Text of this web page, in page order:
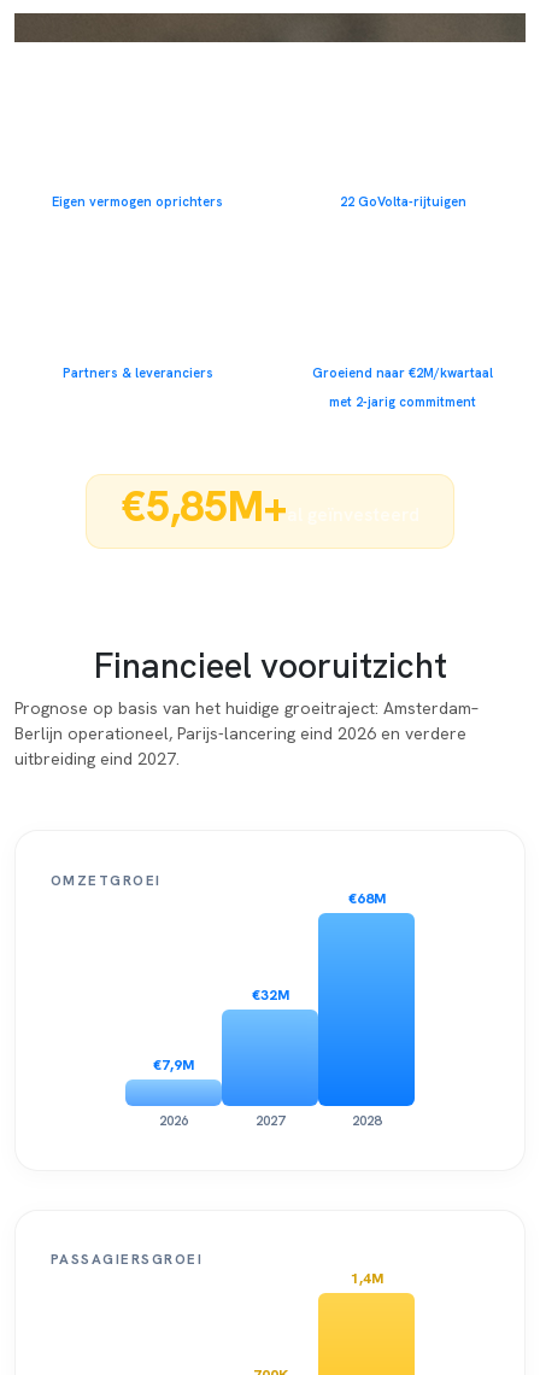
Eigen vermogen oprichters 22 GoVolta-rijtuigen
Partners & leveranciers
Groeiend naar €2M/kwartaal
met 2-jarig commitment
€5,85M+
Financieel vooruitzicht
Prognose op basis van het huidige groeitraject: Amsterdam–
Berlijn operationeel, Parijs-lancering eind 2026 en verdere
uitbreiding eind 2027.
OMZETGROEI
€7,9M
2026
€32M
2027
€68M
2028
PASSAGIERSGROEI
1,4M